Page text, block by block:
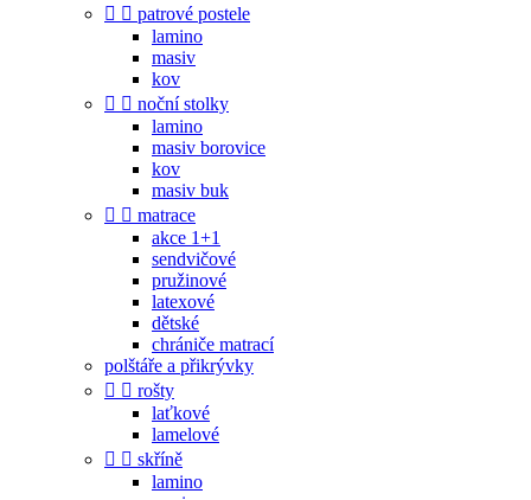
  patrové postele
lamino
masiv
kov
  noční stolky
lamino
masiv borovice
kov
masiv buk
  matrace
akce 1+1
sendvičové
pružinové
latexové
dětské
chrániče matrací
polštáře a přikrývky
  rošty
laťkové
lamelové
  skříně
lamino